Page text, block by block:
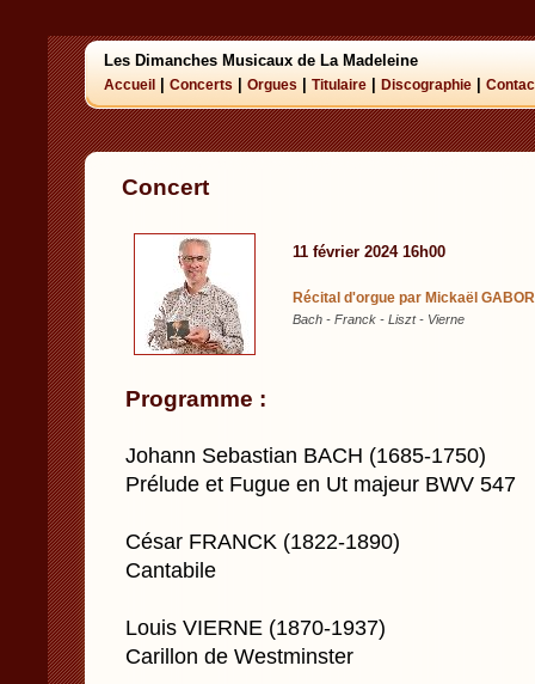
Les Dimanches Musicaux de La Madeleine
Accueil Concerts Orgues Titulaire Discographie
Concert
11 février 2024 16h00
Récital d'orgue par Mickaël
Bach - Franck - Liszt - Vierne
Programme :
Johann Sebastian BACH (1685-1750)
Prélude et Fugue en Ut majeur BWV 547
César FRANCK (1822-1890)
Cantabile
Louis VIERNE (1870-1937)
Carillon de Westminster